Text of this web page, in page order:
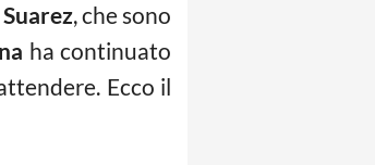
Suarez, che sono
ha continuato
Ecco il